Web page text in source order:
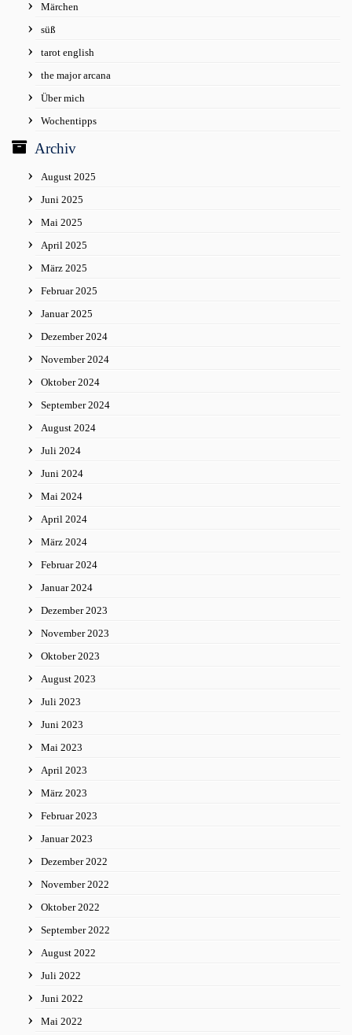
Märchen
süß
tarot english
the major arcana
Über mich
Wochentipps
Archiv
August 2025
Juni 2025
Mai 2025
April 2025
März 2025
Februar 2025
Januar 2025
Dezember 2024
November 2024
Oktober 2024
September 2024
August 2024
Juli 2024
Juni 2024
Mai 2024
April 2024
März 2024
Februar 2024
Januar 2024
Dezember 2023
November 2023
Oktober 2023
August 2023
Juli 2023
Juni 2023
Mai 2023
April 2023
März 2023
Februar 2023
Januar 2023
Dezember 2022
November 2022
Oktober 2022
September 2022
August 2022
Juli 2022
Juni 2022
Mai 2022